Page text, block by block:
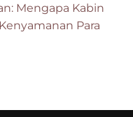
Mengapa Kabin
Para